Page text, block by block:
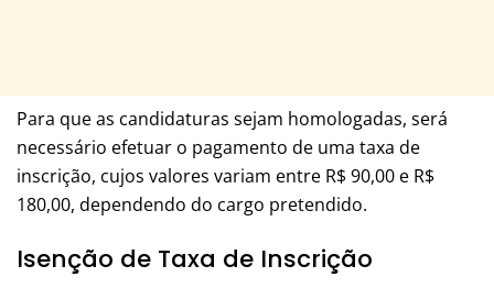
Para que as candidaturas sejam homologadas, será
necessário efetuar o pagamento de uma taxa de
inscrição, cujos valores variam entre R$ 90,00 e R$
180,00, dependendo do cargo pretendido.
Isenção de Taxa de Inscrição